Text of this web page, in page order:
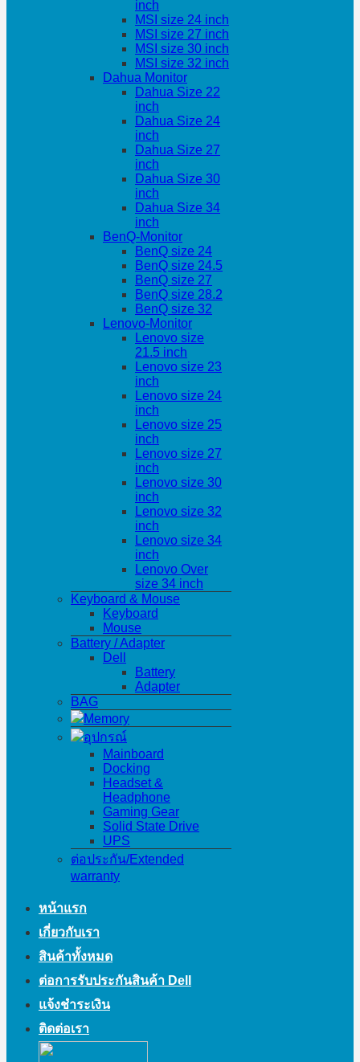
inch
MSI size 24 inch
MSI size 27 inch
MSI size 30 inch
MSI size 32 inch
Dahua Monitor
Dahua Size 22
inch
Dahua Size 24
inch
Dahua Size 27
inch
Dahua Size 30
inch
Dahua Size 34
inch
BenQ-Monitor
BenQ size 24
BenQ size 24.5
BenQ size 27
BenQ size 28.2
BenQ size 32
Lenovo-Monitor
Lenovo size
21.5 inch
Lenovo size 23
inch
Lenovo size 24
inch
Lenovo size 25
inch
Lenovo size 27
inch
Lenovo size 30
inch
Lenovo size 32
inch
Lenovo size 34
inch
Lenovo Over
size 34 inch
Keyboard & Mouse
Keyboard
Mouse
Battery / Adapter
Dell
Battery
Adapter
BAG
Memory
อุปกรณ์
Mainboard
Docking
Headset &
Headphone
Gaming Gear
Solid State Drive
UPS
ต่อประกัน/Extended
warranty
หน้าแรก
เกี่ยวกับเรา
สินค้าทั้งหมด
ต่อการรับประกันสินค้า Dell
แจ้งชำระเงิน
ติดต่อเรา